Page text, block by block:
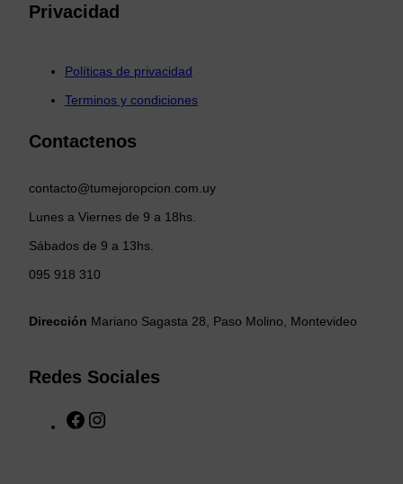
Privacidad
Políticas de privacidad
Terminos y condiciones
Contactenos
contacto@tumejoropcion.com.uy
Lunes a Viernes de 9 a 18hs.
Sábados de 9 a 13hs.
095 918 310
Dirección Mariano Sagasta 28, Paso Molino, Montevideo
Redes Sociales
F